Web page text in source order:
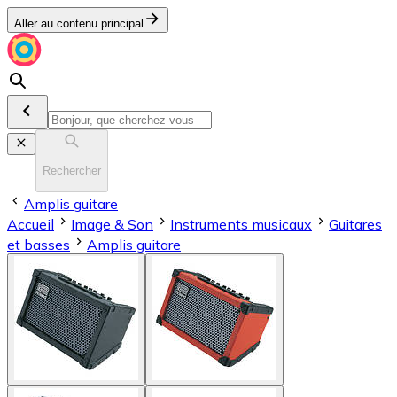
Aller au contenu principal
Rechercher
Amplis guitare
Accueil
Image & Son Instruments musicaux
Guitares
et basses
Amplis guitare